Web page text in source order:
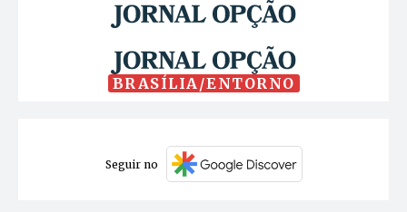
BRASÍLIA/ENTORNO
Seguir no